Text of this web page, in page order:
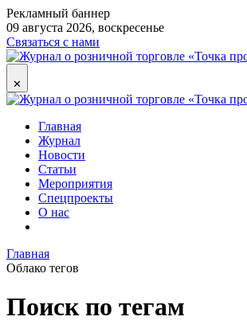
Рекламный баннер
09 августа 2026, воскресенье
Связаться с нами
✕
Главная
Журнал
Новости
Статьи
Мероприятия
Спецпроекты
О нас
Главная
Облако тегов
Поиск по тегам